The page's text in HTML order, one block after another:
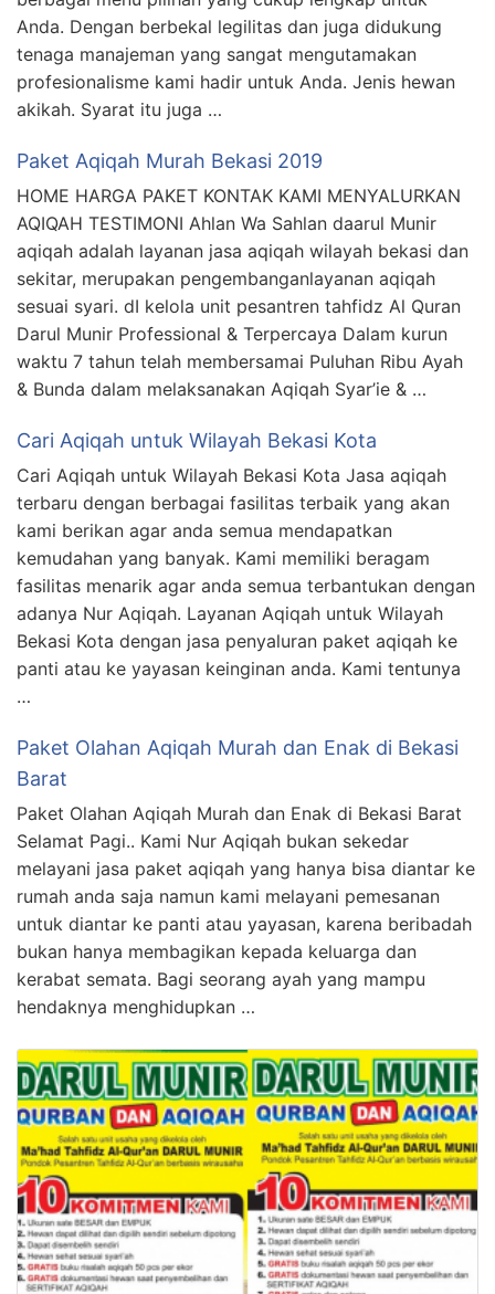
Anda. Dengan berbekal legilitas dan juga didukung
tenaga manajeman yang sangat mengutamakan
profesionalisme kami hadir untuk Anda. Jenis hewan
akikah. Syarat itu juga …
Paket Aqiqah Murah Bekasi 2019
HOME HARGA PAKET KONTAK KAMI MENYALURKAN
AQIQAH TESTIMONI Ahlan Wa Sahlan daarul Munir
aqiqah adalah layanan jasa aqiqah wilayah bekasi dan
sekitar, merupakan pengembanganlayanan aqiqah
sesuai syari. dI kelola unit pesantren tahfidz Al Quran
Darul Munir Professional & Terpercaya Dalam kurun
waktu 7 tahun telah membersamai Puluhan Ribu Ayah
& Bunda dalam melaksanakan Aqiqah Syar’ie & …
Cari Aqiqah untuk Wilayah Bekasi Kota
Cari Aqiqah untuk Wilayah Bekasi Kota Jasa aqiqah
terbaru dengan berbagai fasilitas terbaik yang akan
kami berikan agar anda semua mendapatkan
kemudahan yang banyak. Kami memiliki beragam
fasilitas menarik agar anda semua terbantukan dengan
adanya Nur Aqiqah. Layanan Aqiqah untuk Wilayah
Bekasi Kota dengan jasa penyaluran paket aqiqah ke
panti atau ke yayasan keinginan anda. Kami tentunya
…
Paket Olahan Aqiqah Murah dan Enak di Bekasi
Barat
Paket Olahan Aqiqah Murah dan Enak di Bekasi Barat
Selamat Pagi.. Kami Nur Aqiqah bukan sekedar
melayani jasa paket aqiqah yang hanya bisa diantar ke
rumah anda saja namun kami melayani pemesanan
untuk diantar ke panti atau yayasan, karena beribadah
bukan hanya membagikan kepada keluarga dan
kerabat semata. Bagi seorang ayah yang mampu
hendaknya menghidupkan …